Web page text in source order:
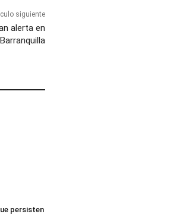
siguiente
alerta en
persisten